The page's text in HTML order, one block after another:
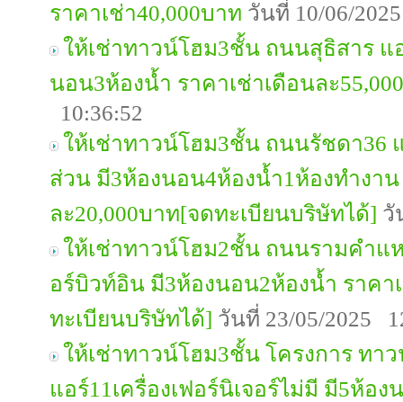
ราคาเช่า40,000บาท วันที่ 10/06/
ให้เช่าทาวน์โฮม3ชั้น ถนนสุธิสาร แ
นอน3ห้องน้ำ ราคาเช่าเดือนละ
10:36:52
ให้เช่าทาวน์โฮม3ชั้น ถนนรัชดา36
ส่วน มี3ห้องนอน4ห้องน้ำ1ห้องทำงาน
ละ20,000บาท[จดทะเบียนบริษัทได้] วั
ให้เช่าทาวน์โฮม2ชั้น ถนนรามคำแห
อร์บิวท์อิน มี3ห้องนอน2ห้องน้ำ ราคา
ทะเบียนบริษัทได้] วันที่ 23/05/2025
ให้เช่าทาวน์โฮม3ชั้น โครงการ ทา
แอร์11เครื่องเฟอร์นิเจอร์ไม่มี มี5ห้อ